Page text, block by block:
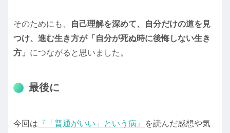
そのためにも、
自己理解を深めて、自分だけの道を見
つけ、進む生き方が「自分が死ぬ時に後悔しない生き
方」 につながると思いました。
最後に
今回は 『「普通がいい」という病』
を読んだ感想や気